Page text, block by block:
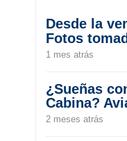
Desde la
Fotos
1 mes atrás
¿Sueñas
Cabina?
2 meses atrás